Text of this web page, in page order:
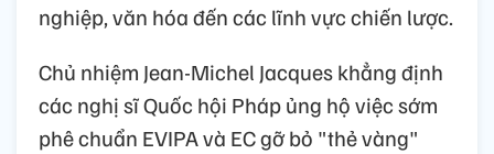
nghiệp, văn hóa đến các lĩnh vực chiến lược.
Chủ nhiệm Jean-Michel Jacques khẳng định
các nghị sĩ Quốc hội Pháp ủng hộ việc sớm
phê chuẩn EVIPA và EC gỡ bỏ "thẻ vàng"